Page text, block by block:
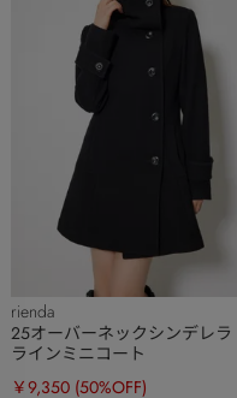
rienda
25オーバーネックシンデレラ
ラインミニコート
￥9,350 (50%OFF)